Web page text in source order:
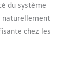
du système
naturellement
chez les